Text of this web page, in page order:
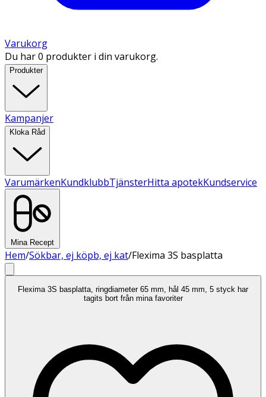
Varukorg
Du har 0 produkter i din varukorg.
Produkter
Kampanjer
Kloka Råd
VarumärkenKundklubbTjänsterHitta apotekKundservice
Mina Recept
Hem/Sökbar, ej köpb, ej kat/Flexima 3S basplatta
Flexima 3S basplatta, ringdiameter 65 mm, hål 45 mm, 5 styck har
tagits bort från mina favoriter